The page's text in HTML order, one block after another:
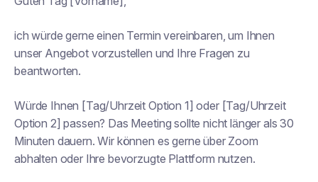
ich würde gerne einen Termin vereinbaren, um Ihnen
unser Angebot vorzustellen und Ihre Fragen zu
beantworten.
Würde Ihnen [Tag/Uhrzeit Option 1] oder [Tag/Uhrzeit
Option 2] passen? Das Meeting sollte nicht länger als 30
Minuten dauern. Wir können es gerne über Zoom
abhalten oder Ihre bevorzugte Plattform nutzen.